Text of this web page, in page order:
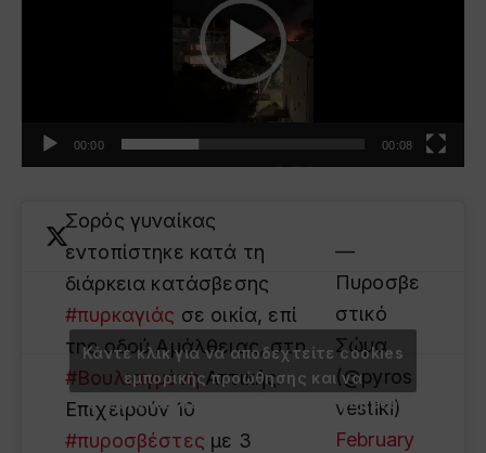
00:00 00:08
Σορός γυναίκας
εντοπίστηκε κατά τη
διάρκεια κατάσβεσης
#πυρκαγιάς σε οικία, επί
της οδού Αμάλθειας, στη
#ΒουλιαγμένηΑττικής.
Επιχειρούν 10
#πυροσβέστες με 3
—
Πυροσβε
στικό
Σώμα
(@pyros
vestiki)
February
Κάντε κλικ για να αποδεχτείτε cookies
εμπορικής προώθησης και να
ενεργοποιήσετε αυτό το περιεχόμενο